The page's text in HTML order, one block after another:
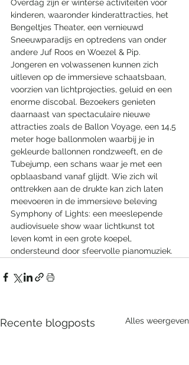
Overdag zijn er winterse activiteiten voor
kinderen, waaronder kinderattracties, het
Bengeltjes Theater, een vernieuwd
Sneeuwparadijs en optredens van onder
andere Juf Roos en Woezel & Pip.
Jongeren en volwassenen kunnen zich
uitleven op de immersieve schaatsbaan,
voorzien van lichtprojecties, geluid en een
enorme discobal. Bezoekers genieten
daarnaast van spectaculaire nieuwe
attracties zoals de Ballon Voyage, een 14,5
meter hoge ballonmolen waarbij je in
gekleurde ballonnen rondzweeft, en de
Tubejump, een schans waar je met een
opblaasband vanaf glijdt. Wie zich wil
onttrekken aan de drukte kan zich laten
meevoeren in de immersieve beleving
Symphony of Lights: een meeslepende
audiovisuele show waar lichtkunst tot
leven komt in een grote koepel,
ondersteund door sfeervolle pianomuziek.
Recente blogposts Alles weergeven